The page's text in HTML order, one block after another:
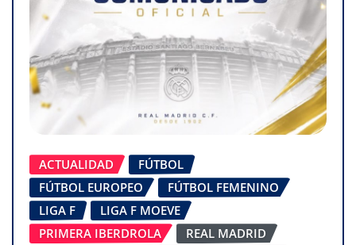
ACTUALIDAD
FÚTBOL
FÚTBOL EUROPEO
FÚTBOL FEMENINO
LIGA F
LIGA F MOEVE
PRIMERA IBERDROLA
REAL MADRID